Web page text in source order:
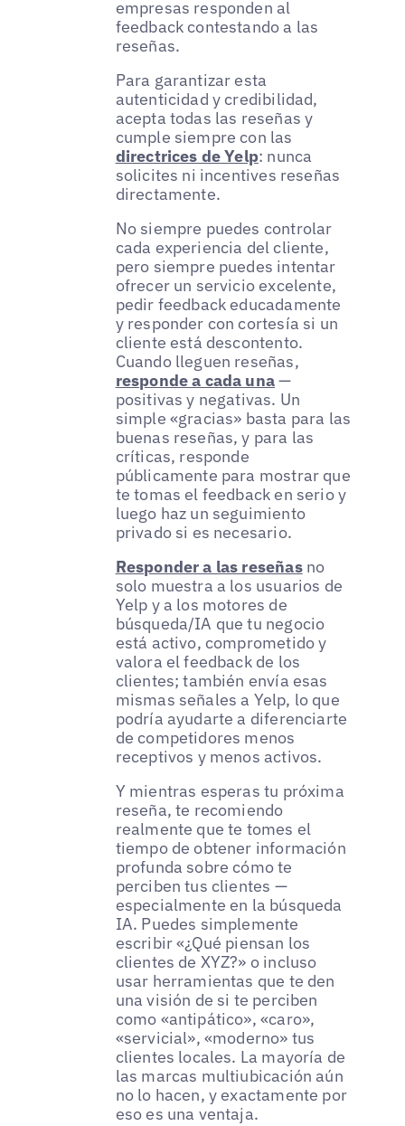
empresas responden al
feedback contestando a las
reseñas.
Para garantizar esta
autenticidad y credibilidad,
acepta todas las reseñas y
cumple siempre con las
directrices de Yelp: nunca
solicites ni incentives reseñas
directamente.
No siempre puedes controlar
cada experiencia del cliente,
pero siempre puedes intentar
ofrecer un servicio excelente,
pedir feedback educadamente
y responder con cortesía si un
cliente está descontento.
Cuando lleguen reseñas,
responde a cada una—
positivas y negativas. Un
simple «gracias» basta para las
buenas reseñas, y para las
críticas, responde
públicamente para mostrar que
te tomas el feedback en serio y
luego haz un seguimiento
privado si es necesario.
Responder a las reseñasno
solo muestra a los usuarios de
Yelp y a los motores de
búsqueda/IA que tu negocio
está activo, comprometido y
valora el feedback de los
clientes; también envía esas
mismas señales a Yelp, lo que
podría ayudarte a diferenciarte
de competidores menos
receptivos y menos activos.
Y mientras esperas tu próxima
reseña, te recomiendo
realmente que te tomes el
tiempo de obtener información
profunda sobre cómo te
perciben tus clientes —
especialmente en la búsqueda
IA. Puedes simplemente
escribir «¿Qué piensan los
clientes de XYZ?» o incluso
usar herramientas que te den
una visión de si te perciben
como «antipático», «caro»,
«servicial», «moderno» tus
clientes locales. La mayoría de
las marcas multiubicación aún
no lo hacen, y exactamente por
eso es una ventaja.